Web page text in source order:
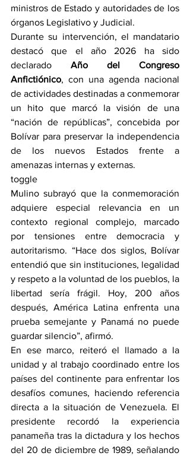
ministros de Estado y autoridades de los
órganos Legislativo y Judicial.
Durante su intervención, el mandatario
destacó que el año 2026 ha sido
declarado Año del Congreso
Anfictiónico, con una agenda nacional
de actividades destinadas a conmemorar
un hito que marcó la visión de una
“nación de repúblicas”, concebida por
Bolívar para preservar la independencia
de los nuevos Estados frente a
amenazas internas y externas.
toggle
Mulino subrayó que la conmemoración
adquiere especial relevancia en un
contexto regional complejo, marcado
por tensiones entre democracia y
autoritarismo. “Hace dos siglos, Bolívar
entendió que sin instituciones, legalidad
y respeto a la voluntad de los pueblos, la
libertad sería frágil. Hoy, 200 años
después, América Latina enfrenta una
prueba semejante y Panamá no puede
guardar silencio”, afirmó.
En ese marco, reiteró el llamado a la
unidad y al trabajo coordinado entre los
países del continente para enfrentar los
desafíos comunes, haciendo referencia
directa a la situación de Venezuela. El
presidente recordó la experiencia
panameña tras la dictadura y los hechos
del 20 de diciembre de 1989, señalando